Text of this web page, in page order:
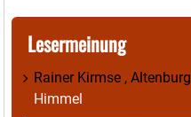
Lesermeinung
Rainer Kirmse , Altenburg
Himmel